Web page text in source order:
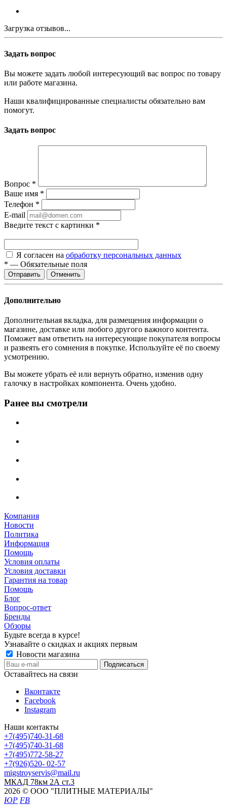
Загрузка отзывов...
Задать вопрос
Вы можете задать любой интересующий вас вопрос по товару
или работе магазина.
Наши квалифицированные специалисты обязательно вам
помогут.
Задать вопрос
Вопрос *
Ваше имя *
Телефон *
E-mail
Введите текст с картинки *
Я согласен на обработку персональных данных
* — Обязательные поля
Отменить
Дополнительно
Дополнительная вкладка, для размещения информации о
магазине, доставке или любого другого важного контента.
Поможет вам ответить на интересующие покупателя вопросы
и развеять его сомнения в покупке. Используйте её по своему
усмотрению.
Вы можете убрать её или вернуть обратно, изменив одну
галочку в настройках компонента. Очень удобно.
Ранее вы смотрели
Компания
Новости
Политика
Информация
Помощь
Условия оплаты
Условия доставки
Гарантия на товар
Помощь
Блог
Вопрос-ответ
Бренды
Обзоры
Будьте всегда в курсе!
Узнавайте о скидках и акциях первым
Новости магазина
Оставайтесь на связи
Вконтакте
Facebook
Instagram
Наши контакты
+7(495)740-31-68
+7(495)740-31-68
+7(495)772-58-27
+7(926)520- 02-57
migstroyservis@mail.ru
МКАД 78км 2А ст.3
2026 © ООО "ПЛИТНЫЕ МАТЕРИАЛЫ"
ЮР FB